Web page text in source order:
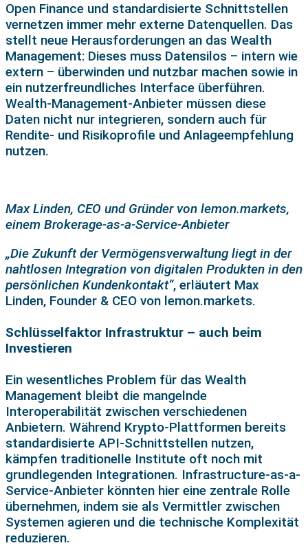
Open Finance und standardisierte Schnittstellen
vernetzen immer mehr externe Datenquellen. Das
stellt neue Herausforderungen an das Wealth
Management: Dieses muss Datensilos – intern wie
extern – überwinden und nutzbar machen sowie in
ein nutzerfreundliches Interface überführen.
Wealth-Management-Anbieter müssen diese
Daten nicht nur integrieren, sondern auch für
Rendite- und Risikoprofile und Anlageempfehlung
nutzen.
Max Linden, CEO und Gründer von lemon.markets,
einem Brokerage-as-a-Service-Anbieter
„Die Zukunft der Vermögensverwaltung liegt in der
nahtlosen Integration von digitalen Produkten in den
persönlichen Kundenkontakt“, erläutert Max
Linden, Founder & CEO von lemon.markets.
Schlüsselfaktor Infrastruktur – auch beim
Investieren
Ein wesentliches Problem für das Wealth
Management bleibt die mangelnde
Interoperabilität zwischen verschiedenen
Anbietern. Während Krypto-Plattformen bereits
standardisierte API-Schnittstellen nutzen,
kämpfen traditionelle Institute oft noch mit
grundlegenden Integrationen. Infrastructure-as-a-
Service-Anbieter könnten hier eine zentrale Rolle
übernehmen, indem sie als Vermittler zwischen
Systemen agieren und die technische Komplexität
reduzieren.